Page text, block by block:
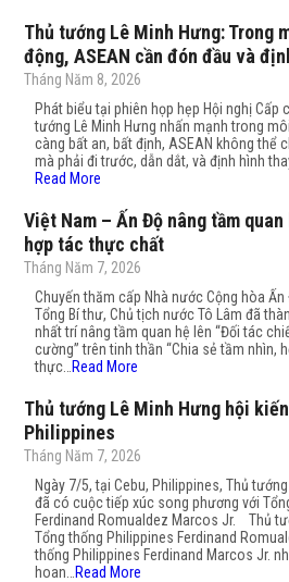
Thủ tướng Lê Minh Hưng: Trong
động, ASEAN cần đón đầu và
Tháng Năm 8, 2026
Phát biểu tại phiên họp hẹp Hội nghị Cấp
tướng Lê Minh Hưng nhấn mạnh trong
càng bất an, bất định, ASEAN không thể
mà phải đi trước, dẫn dắt, và định hình
Read More
Việt Nam – Ấn Độ nâng tầm
hợp tác thực chất
Tháng Năm 7, 2026
Chuyến thăm cấp Nhà nước Cộng hòa
Tổng Bí thư, Chủ tịch nước Tô Lâm đã
nhất trí nâng tầm quan hệ lên “Đối tác
cường” trên tinh thần “Chia sẻ tầm nhìn,
thực… Read More
Thủ tướng Lê Minh Hưng hội
Philippines
Tháng Năm 7, 2026
Ngày 7/5, tại Cebu, Philippines, Thủ
đã có cuộc tiếp xúc song phương với
Ferdinand Romualdez Marcos Jr. Thủ
Tổng thống Philippines Ferdinand
thống Philippines Ferdinand Marcos Jr.
hoan… Read More